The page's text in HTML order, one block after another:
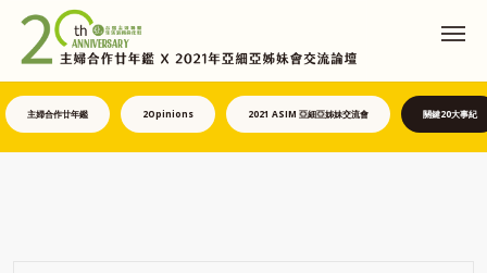
主婦合作廿年鑑 2Opinions 2021 ASIM 亞細亞姊妹交流會 關鍵20大事紀